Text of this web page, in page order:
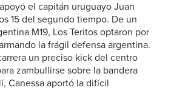
el capitán uruguayo Juan
15 del segundo tiempo. De un
M19, Los Teritos optaron por
la frágil defensa argentina.
un preciso kick del centro
zambullirse sobre la bandera
Canessa aportó la difícil